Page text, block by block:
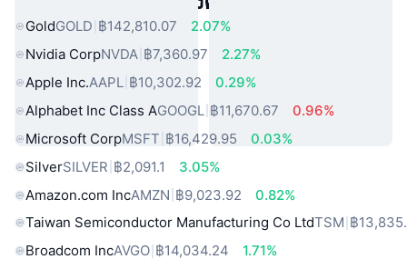
GoldGOLD ฿142,810.07
2.07%
Nvidia CorpNVDA ฿7,360.97
2.27%
Apple Inc.AAPL ฿10,302.92
0.29%
Alphabet Inc Class AGOOGL ฿11,670.67
0.96%
Microsoft CorpMSFT ฿16,429.95
0.03%
SilverSILVER ฿2,091.1
3.05%
Amazon.com IncAMZN ฿9,023.92
0.82%
Taiwan Semiconductor Manufacturing Co LtdTSM ฿
Broadcom IncAVGO ฿14,034.24
1.71%